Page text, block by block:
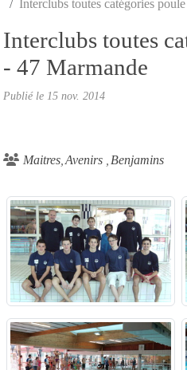
Interclubs toutes catégories
Interclubs toutes
- 47 Marmande
Publié le 15 nov. 2014
Maitres Avenirs Benjamins